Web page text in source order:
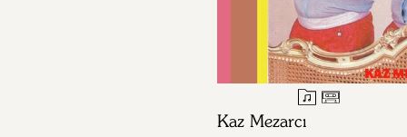
Kaz Mezarcı